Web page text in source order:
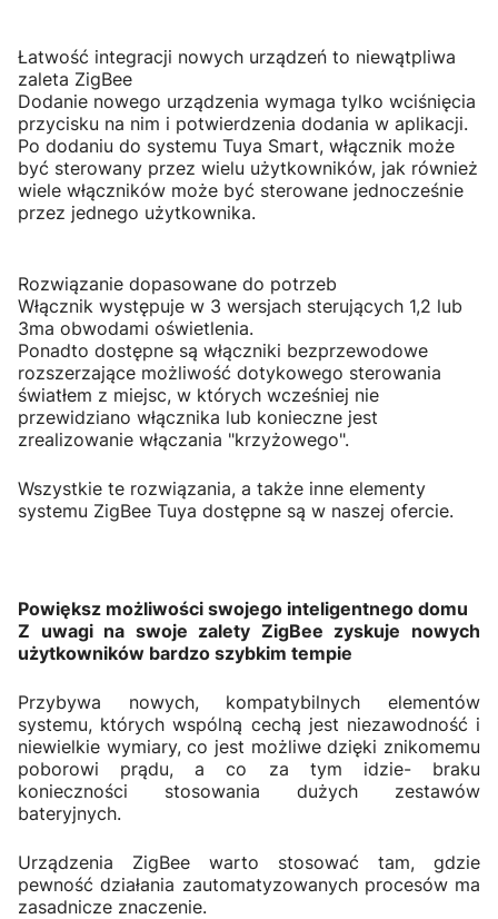
Łatwość integracji nowych urządzeń to niewątpliwa
zaleta ZigBee
Dodanie nowego urządzenia wymaga tylko wciśnięcia
przycisku na nim i potwierdzenia dodania w aplikacji.
Po dodaniu do systemu Tuya Smart, włącznik może
być sterowany przez wielu użytkowników, jak również
wiele włączników może być sterowane jednocześnie
przez jednego użytkownika.
Rozwiązanie dopasowane do potrzeb
Włącznik występuje w 3 wersjach sterujących 1,2 lub
3ma obwodami oświetlenia.
Ponadto dostępne są włączniki bezprzewodowe
rozszerzające możliwość dotykowego sterowania
światłem z miejsc, w których wcześniej nie
przewidziano włącznika lub konieczne jest
zrealizowanie włączania "krzyżowego".
Wszystkie te rozwiązania, a także inne elementy
systemu ZigBee Tuya dostępne są w naszej ofercie.
Powiększ możliwości swojego inteligentnego domu
Z uwagi na swoje zalety ZigBee zyskuje nowych
użytkowników bardzo szybkim tempie
Przybywa nowych, kompatybilnych elementów
systemu, których wspólną cechą jest niezawodność i
niewielkie wymiary, co jest możliwe dzięki znikomemu
poborowi prądu, a co za tym idzie- braku
konieczności stosowania dużych zestawów
bateryjnych.
Urządzenia ZigBee warto stosować tam, gdzie
pewność działania zautomatyzowanych procesów ma
zasadnicze znaczenie.